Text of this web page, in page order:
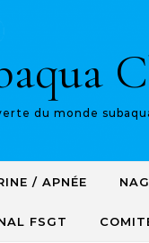
du monde
/ APNÉE
FSGT